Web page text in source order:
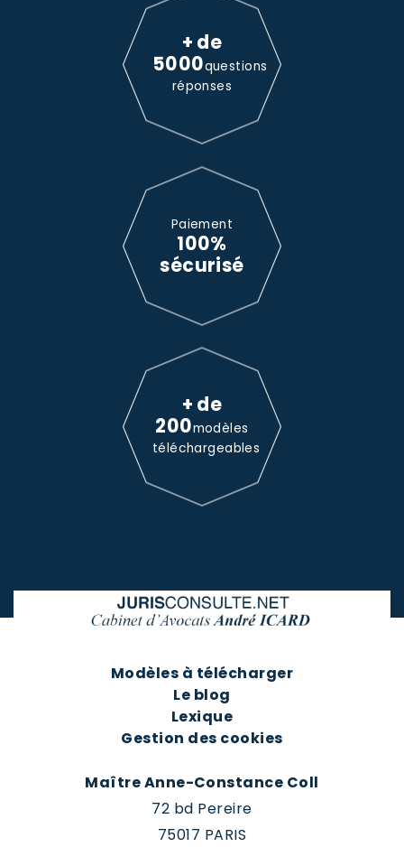
+ de
5000questions
réponses
Paiement
100%
sécurisé
+ de
200modèles
téléchargeables
Modèles à télécharger
Le blog
Lexique
Gestion des cookies
Maître Anne-Constance Coll
72 bd Pereire
75017 PARIS